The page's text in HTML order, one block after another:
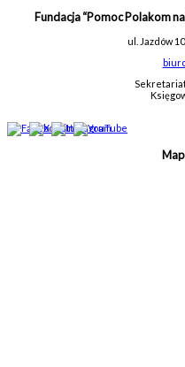
Fundacja “Pomoc Polakom
ul. Jazdów